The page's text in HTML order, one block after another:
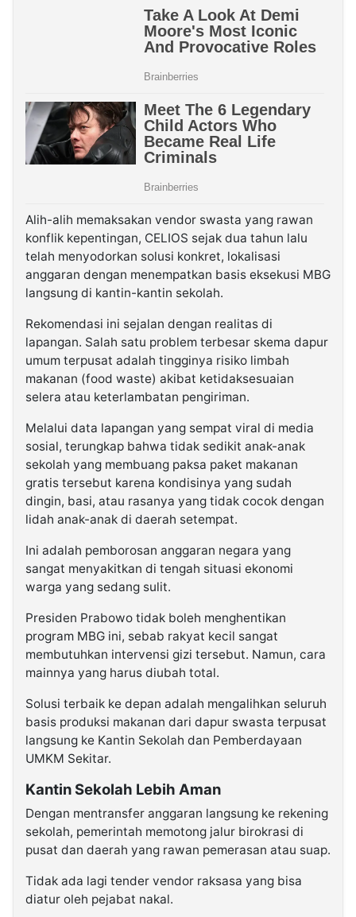
Alih-alih memaksakan vendor swasta yang rawan
konflik kepentingan, CELIOS sejak dua tahun lalu
telah menyodorkan solusi konkret, lokalisasi
anggaran dengan menempatkan basis eksekusi MBG
langsung di kantin-kantin sekolah.
Rekomendasi ini sejalan dengan realitas di
lapangan. Salah satu problem terbesar skema dapur
umum terpusat adalah tingginya risiko limbah
makanan (food waste) akibat ketidaksesuaian
selera atau keterlambatan pengiriman.
Melalui data lapangan yang sempat viral di media
sosial, terungkap bahwa tidak sedikit anak-anak
sekolah yang membuang paksa paket makanan
gratis tersebut karena kondisinya yang sudah
dingin, basi, atau rasanya yang tidak cocok dengan
lidah anak-anak di daerah setempat.
Ini adalah pemborosan anggaran negara yang
sangat menyakitkan di tengah situasi ekonomi
warga yang sedang sulit.
Presiden Prabowo tidak boleh menghentikan
program MBG ini, sebab rakyat kecil sangat
membutuhkan intervensi gizi tersebut. Namun, cara
mainnya yang harus diubah total.
Solusi terbaik ke depan adalah mengalihkan seluruh
basis produksi makanan dari dapur swasta terpusat
langsung ke Kantin Sekolah dan Pemberdayaan
UMKM Sekitar.
Kantin Sekolah Lebih Aman
Dengan mentransfer anggaran langsung ke rekening
sekolah, pemerintah memotong jalur birokrasi di
pusat dan daerah yang rawan pemerasan atau suap.
Tidak ada lagi tender vendor raksasa yang bisa
diatur oleh pejabat nakal.